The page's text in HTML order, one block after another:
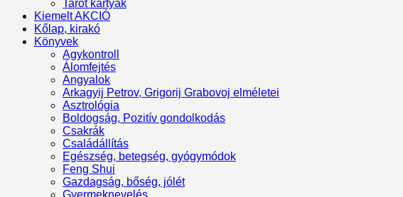
Tarot kártyák
Kiemelt AKCIÓ
Kőlap, kirakó
Könyvek
Agykontroll
Álomfejtés
Angyalok
Arkagyij Petrov, Grigorij Grabovoj elméletei
Asztrológia
Boldogság, Pozitív gondolkodás
Csakrák
Családállítás
Egészség, betegség, gyógymódok
Feng Shui
Gazdagság, bőség, jólét
Gyermeknevelés